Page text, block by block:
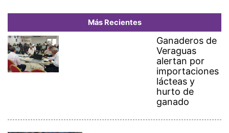
Más Recientes
Ganaderos de
Veraguas
alertan por
importaciones
lácteas y
hurto de
ganado